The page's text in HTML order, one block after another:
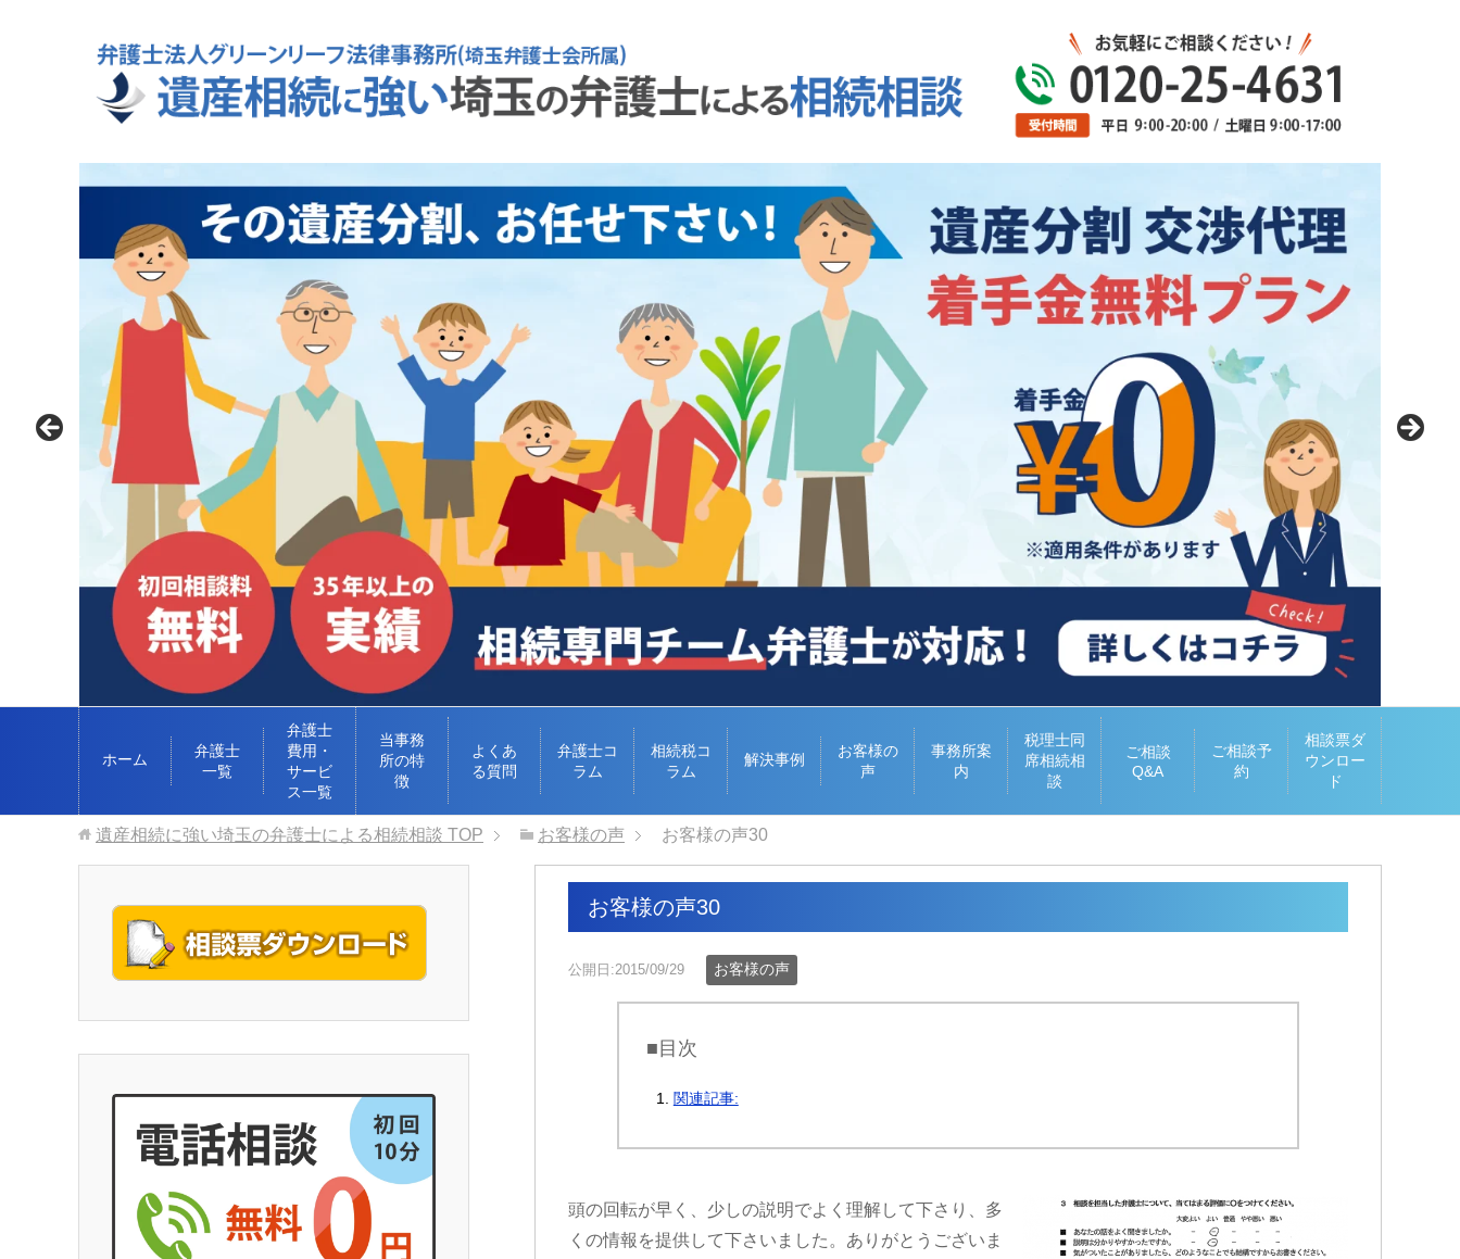
ホーム
弁護士
一覧
弁護士
費用・
サービ
ス一覧
当事務
所の特
徴
よくあ
る質問
弁護士コ
ラム
相続税コ
ラム
解決事例
お客様の
声
事務所案
内
税理士同
席相続相
談
ご相談
Q&A
ご相談予
約
相談票ダ
ウンロー
ド
遺産相続に強い埼玉の弁護士による相続相談 TOP お客様の声 お客様の声30
お客様の声30
公開日:2015/09/29 お客様の声
■目次
関連記事:
頭の回転が早く、少しの説明でよく理解して下さり、多
くの情報を提供して下さいました。ありがとうございま